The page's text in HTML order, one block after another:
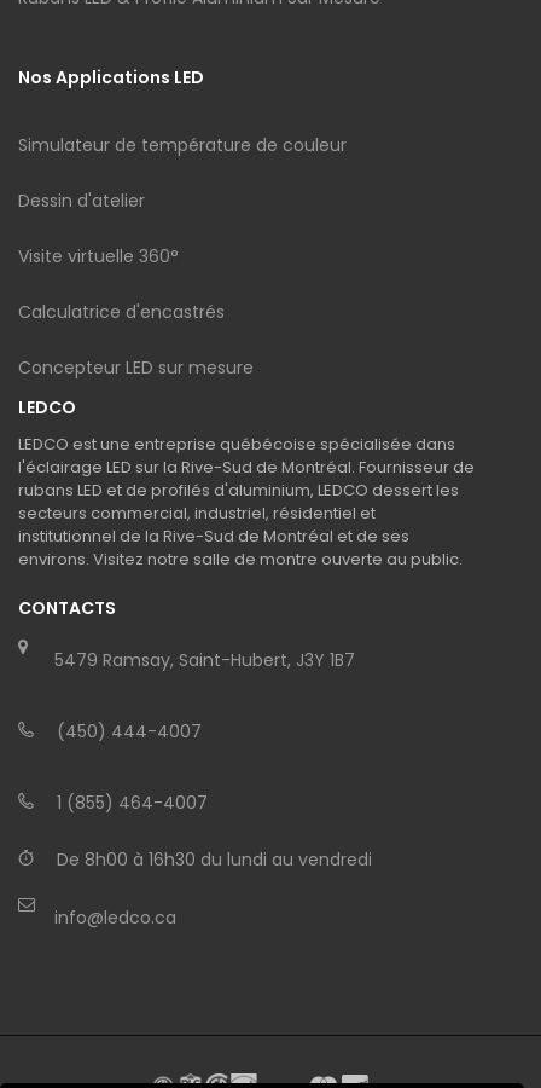
Nos Applications LED
Simulateur de température de couleur
Dessin d'atelier
Visite virtuelle 360°
Calculatrice d'encastrés
Concepteur LED sur mesure
LEDCO
LEDCO est une entreprise québécoise spécialisée dans
l'éclairage LED sur la Rive-Sud de Montréal. Fournisseur de
rubans LED et de profilés d'aluminium, LEDCO dessert les
secteurs commercial, industriel, résidentiel et
institutionnel de la Rive-Sud de Montréal et de ses
environs. Visitez notre salle de montre ouverte au public.
CONTACTS
5479 Ramsay, Saint-Hubert, J3Y 1B7
(450) 444-4007
1 (855) 464-4007
De 8h00 à 16h30 du lundi au vendredi
info@ledco.ca